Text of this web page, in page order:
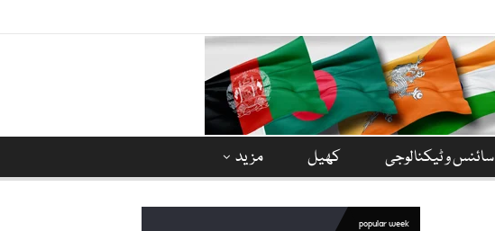
سائنس و ٹیکنالوجی کھیل مزید
popular week